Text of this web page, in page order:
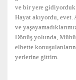
ve bir yere
Hayat akıyordu,
ve
Dönüş yolunda,
elbette
yerlerine gittim.